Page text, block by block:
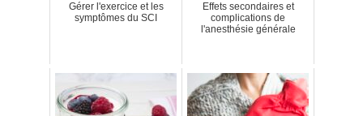
Gérer l'exercice et les
symptômes du SCI
Effets secondaires et
complications de
l'anesthésie générale